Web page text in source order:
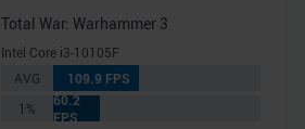
Total War: Warhammer 3
Intel Core i3-10105F
AVG
109.9 FPS
1%
60.2
FPS